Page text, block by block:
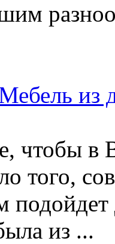
из
чтобы в
того,
подойдет
из ...